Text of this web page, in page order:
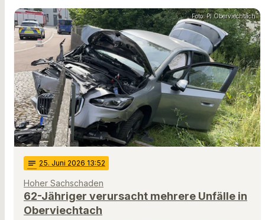
Foto: PI Oberviechtach
notes 25. Juni 2026 13:52
Hoher Sachschaden
62-Jähriger verursacht mehrere Unfälle in
Oberviechtach